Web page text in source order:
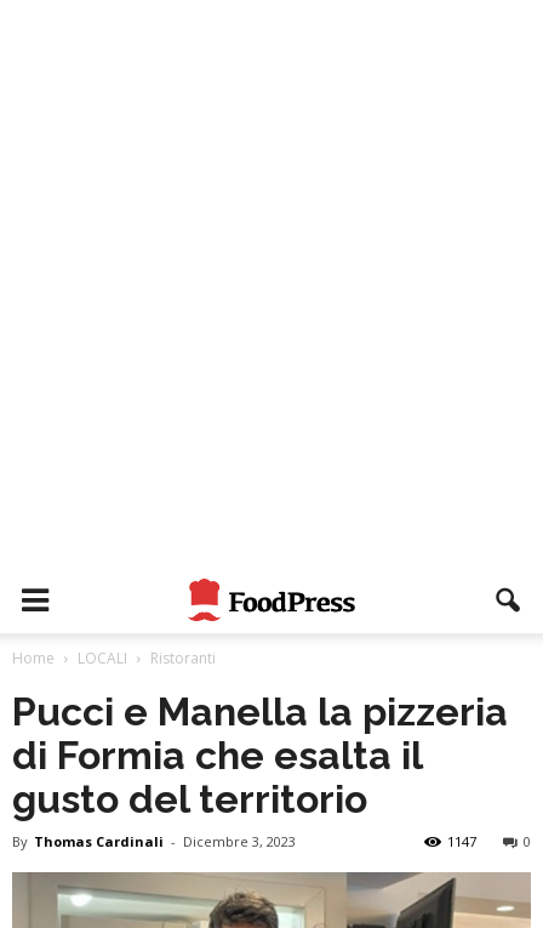
Home LOCALI Ristoranti
Pucci e Manella la pizzeria
di Formia che esalta il
gusto del territorio
By Thomas Cardinali - Dicembre 3, 2023 0
1147